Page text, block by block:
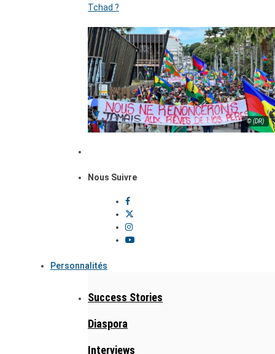
Tchad ?
© (DR)
Nous Suivre
Personnalités
Success Stories
Diaspora
Interviews